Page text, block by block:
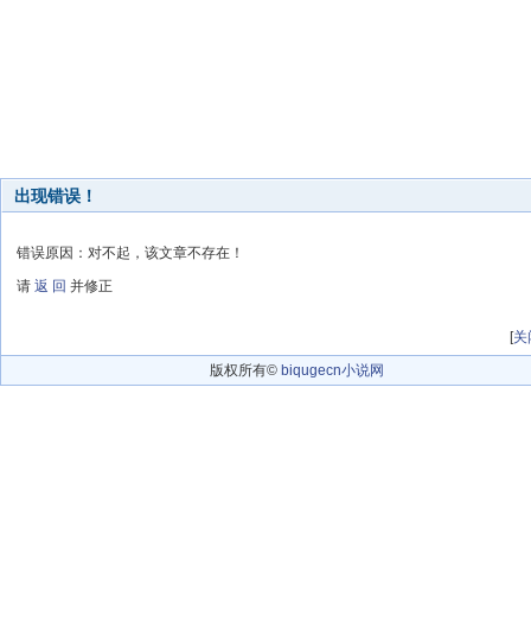
出现错误！
错误原因：对不起，该文章不存在！
请 返 回 并修正
[关
版权所有© biqugecn小说网